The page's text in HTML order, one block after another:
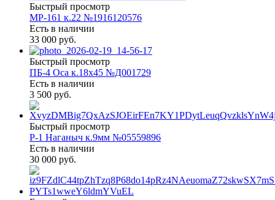
Быстрый просмотр
МР-161 к.22 №1916120576
Есть в наличии
33 000 руб.
Быстрый просмотр
ПБ-4 Оса к.18х45 №Д001729
Есть в наличии
3 500 руб.
Быстрый просмотр
Р-1 Наганыч к.9мм №05559896
Есть в наличии
30 000 руб.